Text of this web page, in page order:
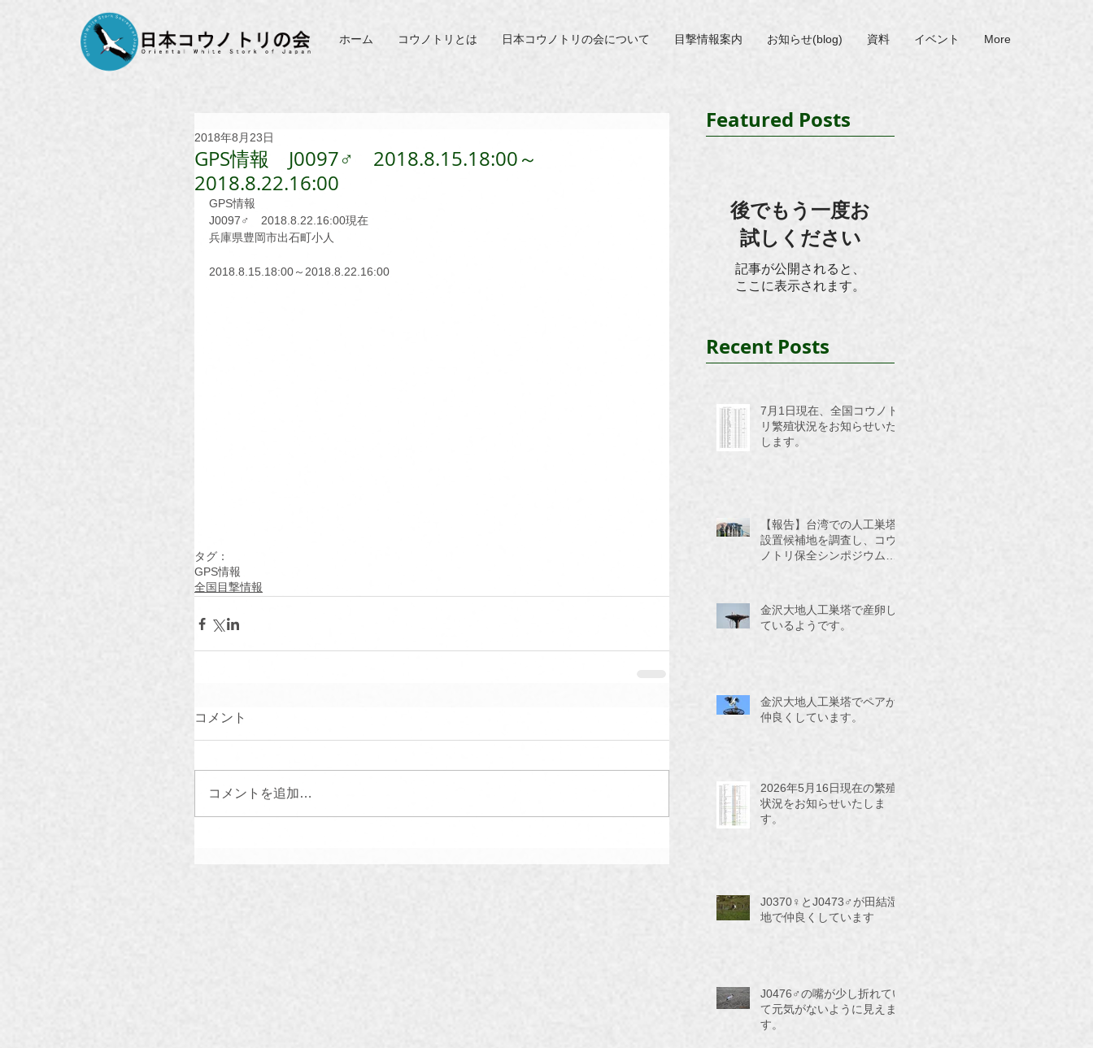
ホーム コウノトリとは 日本コウノトリの会について 目撃情報案内 お知らせ(blog) 資料 イベント More
GPS情報 J0097♂ 2018.8.15.18:00～
2018.8.22.16:00
2018年8月23日
GPS情報
J0097♂　2018.8.22.16:00現在
兵庫県豊岡市出石町小人
2018.8.15.18:00～2018.8.22.16:00
タグ：
GPS情報
全国目撃情報
コメント
コメントを追加…
Featured Posts
後でもう一度お
試しください
記事が公開されると、
ここに表示されます。
Recent Posts
7月1日現在、全国コウノト
リ繁殖状況をお知らせいた
します。
【報告】台湾での人工巣塔
設置候補地を調査し、コウ
ノトリ保全シンポジウムに
金沢大地人工巣塔で産卵し
ているようです。
金沢大地人工巣塔でペアが
仲良くしています。
2026年5月16日現在の繁殖
状況をお知らせいたしま
す。
J0370♀とJ0473♂が田結湿
地で仲良くしています
J0476♂の嘴が少し折れてい
て元気がないように見えま
す。